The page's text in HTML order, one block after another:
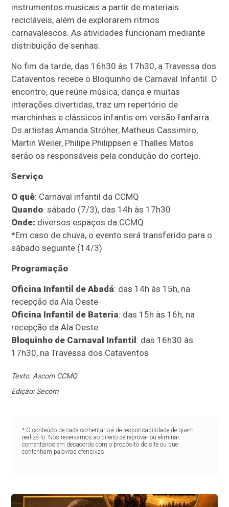
instrumentos musicais a partir de materiais
recicláveis, além de explorarem ritmos
carnavalescos. As atividades funcionam mediante
distribuição de senhas.
No fim da tarde, das 16h30 às 17h30, a Travessa dos
Cataventos recebe o Bloquinho de Carnaval Infantil. O
encontro, que reúne música, dança e muitas
interações divertidas, traz um repertório de
marchinhas e clássicos infantis em versão fanfarra.
Os artistas Amanda Ströher, Matheus Cassimiro,
Martin Weiler, Philipe Philippsen e Thalles Matos
serão os responsáveis pela condução do cortejo.
Serviço
O quê: Carnaval infantil da CCMQ
Quando: sábado (7/3), das 14h às 17h30
Onde: diversos espaços da CCMQ
*Em caso de chuva, o evento será transferido para o
sábado seguinte (14/3)
Programação
Oficina Infantil de Abadá: das 14h às 15h, na
recepção da Ala Oeste
Oficina Infantil de Bateria: das 15h às 16h, na
recepção da Ala Oeste
Bloquinho de Carnaval Infantil: das 16h30 às
17h30, na Travessa dos Cataventos
Texto: Ascom CCMQ
Edição: Secom
* O conteúdo de cada comentário é de responsabilidade de quem
realizá-lo. Nos reservamos ao direito de reprovar ou eliminar
comentários em desacordo com o propósito do site ou que
contenham palavras ofensivas.